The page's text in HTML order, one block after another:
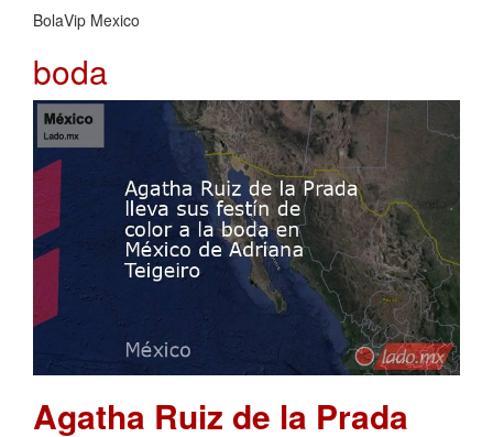
BolaVip Mexico
boda
Agatha Ruiz de la Prada